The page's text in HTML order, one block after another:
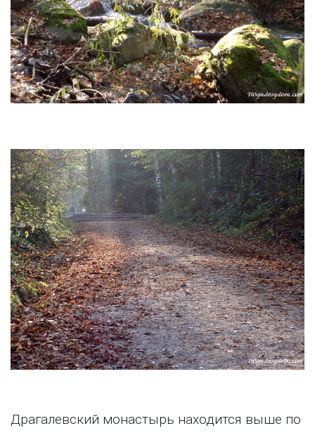
Драгалевский монастырь находится выше по